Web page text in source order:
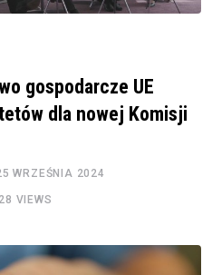
gospodarcze UE
dla nowej Komisji
WRZEŚNIA 2024
VIEWS